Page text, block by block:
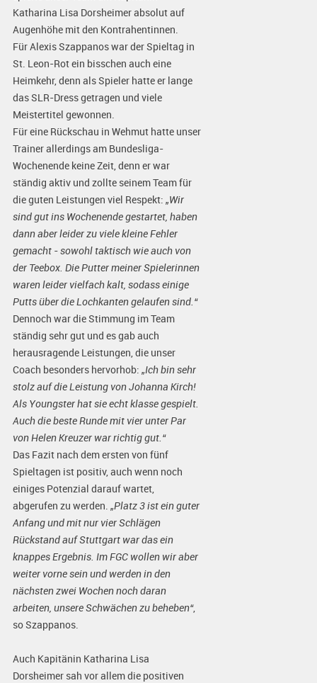
Katharina Lisa Dorsheimer absolut auf
Augenhöhe mit den Kontrahentinnen.
Für Alexis Szappanos war der Spieltag in
St. Leon-Rot ein bisschen auch eine
Heimkehr, denn als Spieler hatte er lange
das SLR-Dress getragen und viele
Meistertitel gewonnen.
Für eine Rückschau in Wehmut hatte unser
Trainer allerdings am Bundesliga-
Wochenende keine Zeit, denn er war
ständig aktiv und zollte seinem Team für
die guten Leistungen viel Respekt: „Wir
sind gut ins Wochenende gestartet, haben
dann aber leider zu viele kleine Fehler
gemacht - sowohl taktisch wie auch von
der Teebox. Die Putter meiner Spielerinnen
waren leider vielfach kalt, sodass einige
Putts über die Lochkanten gelaufen sind.“
Dennoch war die Stimmung im Team
ständig sehr gut und es gab auch
herausragende Leistungen, die unser
Coach besonders hervorhob: „Ich bin sehr
stolz auf die Leistung von Johanna Kirch!
Als Youngster hat sie echt klasse gespielt.
Auch die beste Runde mit vier unter Par
von Helen Kreuzer war richtig gut.“
Das Fazit nach dem ersten von fünf
Spieltagen ist positiv, auch wenn noch
einiges Potenzial darauf wartet,
abgerufen zu werden. „Platz 3 ist ein guter
Anfang und mit nur vier Schlägen
Rückstand auf Stuttgart war das ein
knappes Ergebnis. Im FGC wollen wir aber
weiter vorne sein und werden in den
nächsten zwei Wochen noch daran
arbeiten, unsere Schwächen zu beheben“,
so Szappanos.
Auch Kapitänin Katharina Lisa
Dorsheimer sah vor allem die positiven